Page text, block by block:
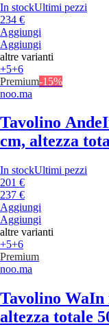
In stockUltimi pezzi
234 €
Aggiungi
Aggiungi
altre varianti
+5+6
Premium-15%
noo.ma
Tavolino Ande
cm, altezza
In stockUltimi pezzi
201 €
237 €
Aggiungi
Aggiungi
altre varianti
+5+6
Premium
noo.ma
Tavolino WaIn
altezza totale